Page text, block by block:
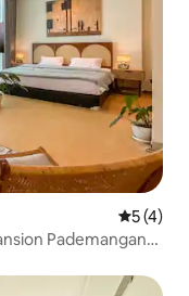
5 (4)
Pademangan